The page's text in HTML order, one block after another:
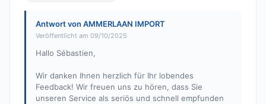
Antwort von AMMERLAAN IMPORT
Veröffentlicht am 09/10/2025
Hallo Sébastien,
Wir danken Ihnen herzlich für Ihr lobendes
Feedback! Wir freuen uns zu hören, dass Sie
unseren Service als seriös und schnell empfunden